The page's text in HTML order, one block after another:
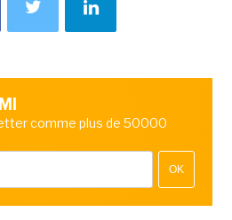
comme plus de 50000
OK